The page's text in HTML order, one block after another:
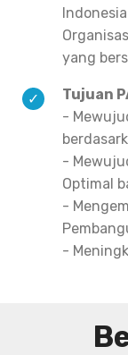
yang
Tujuan
-
-
Optimal
-
-